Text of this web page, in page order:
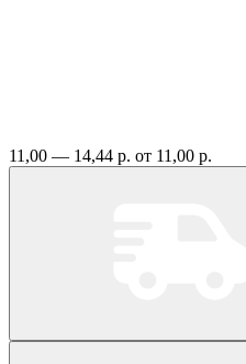
11,00 — 14,44 р. от 11,00 р.